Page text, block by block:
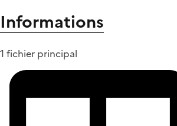
Informations
1 fichier principal